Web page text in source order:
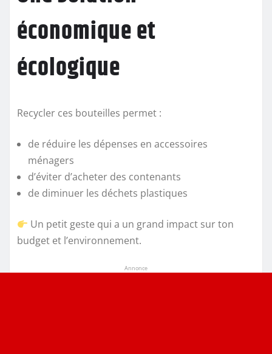
économique et
écologique
Recycler ces bouteilles permet :
de réduire les dépenses en accessoires
ménagers
d’éviter d’acheter des contenants
de diminuer les déchets plastiques
Un petit geste qui a un grand impact sur ton
budget et l’environnement.
Annonce